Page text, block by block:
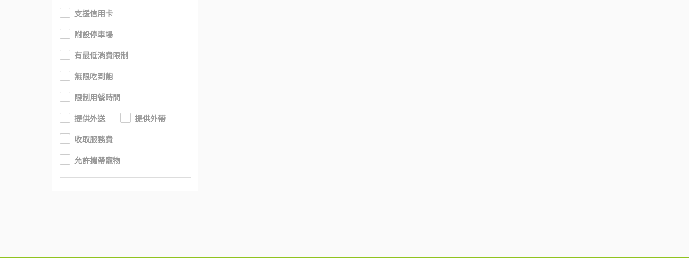
支援信用卡
附設停車場
有最低消費限制
無限吃到飽
限制用餐時間
提供外送 提供外帶
收取服務費
允許攜帶寵物